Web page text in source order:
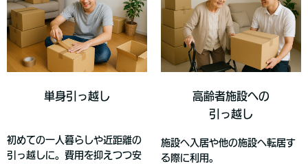
単身引っ越し
初めての一人暮らしや近距離の
引っ越しに。費用を抑えつつ安
高齢者施設への
引っ越し
施設へ入居や他の施設へ転居す
る際に利用。